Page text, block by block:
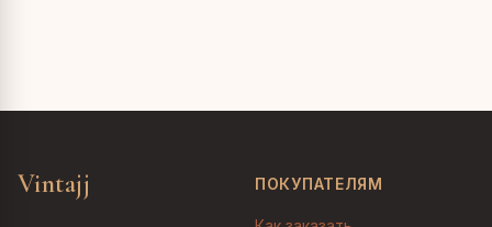
Vintajj ПОКУПАТЕЛЯМ